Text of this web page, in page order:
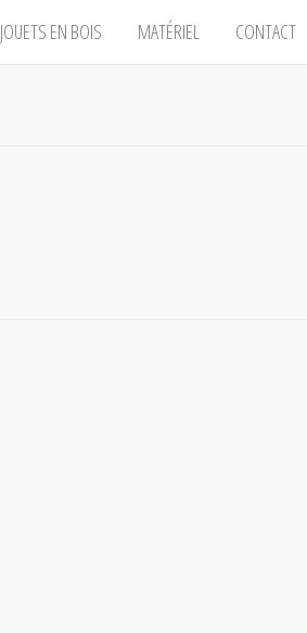
JOUETS EN BOIS MATÉRIEL CONTACT